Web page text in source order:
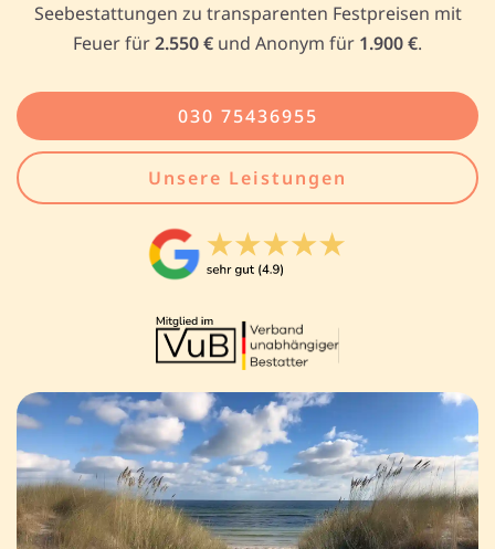
Seebestattungen zu transparenten Festpreisen mit
Feuer für2.550 € und Anonym für 1.900 €.
030 75436955
Unsere Leistungen